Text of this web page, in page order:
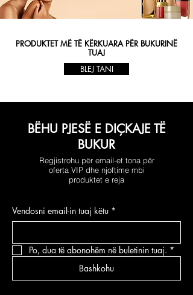
PRODUKTET MË TË KËRKUARA PËR BUKURINË
TUAJ
BLEJ TANI
BËHU PJESË E DIÇKAJE TË
BUKUR
Regjistrohu për email-et tona për
oferta VIP dhe njoftime mbi
produktet e reja
Vendosni email-in tuaj këtu *
Po, dua të abonohëm në buletinin tuaj. *
Bashkohu